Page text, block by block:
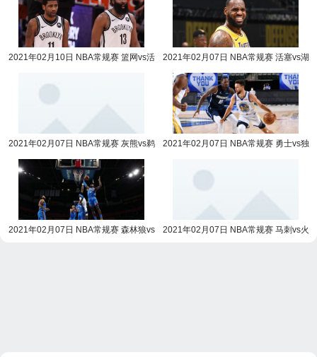
2021年02月10日 NBA常规赛 篮网vs活
2021年02月07日 NBA常规赛 活塞vs湖
2021年02月07日 NBA常规赛 灰熊vs鹈
2021年02月07日 NBA常规赛 勇士vs独
2021年02月07日 NBA常规赛 森林狼vs
2021年02月07日 NBA常规赛 马刺vs火